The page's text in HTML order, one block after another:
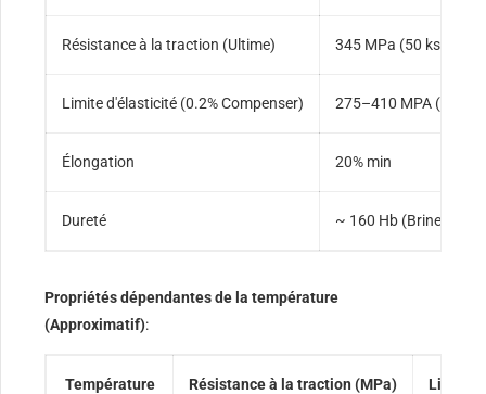
Résistance à la traction (Ultime) 345 MPa (50 ksi) min
Limite d'élasticité (0.2% Compenser) 275–410 MPA
Élongation 20% min
Dureté ~ 160 Hb (Brinell)
Propriétés dépendantes de la température
(Approximatif):
Température Résistance à la traction (MPa) Limite